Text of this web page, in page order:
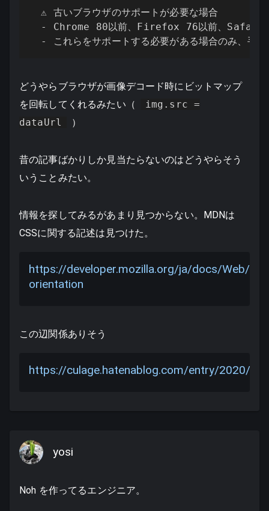
  ⚠️ 古いブラウザのサポートが必要な場合
- Chrome 80以前、Firefox 76以前、Safari
- これらをサポートする必要がある場合のみ、手
どうやらブラウザが画像デコード時にビットマップ
を回転してくれるみたい（
img.src =
dataUrl
）
昔の記事ばかりしか見当たらないのはどうやらそう
いうことみたい。
情報を探してみるがあまり見つからない。MDNは
CSSに関する記述は見つけた。
https://developer.mozilla.org/ja/docs/Web/
orientation
この辺関係ありそう
https://culage.hatenablog.com/entry/2020/
yosi
Noh を作ってるエンジニア。